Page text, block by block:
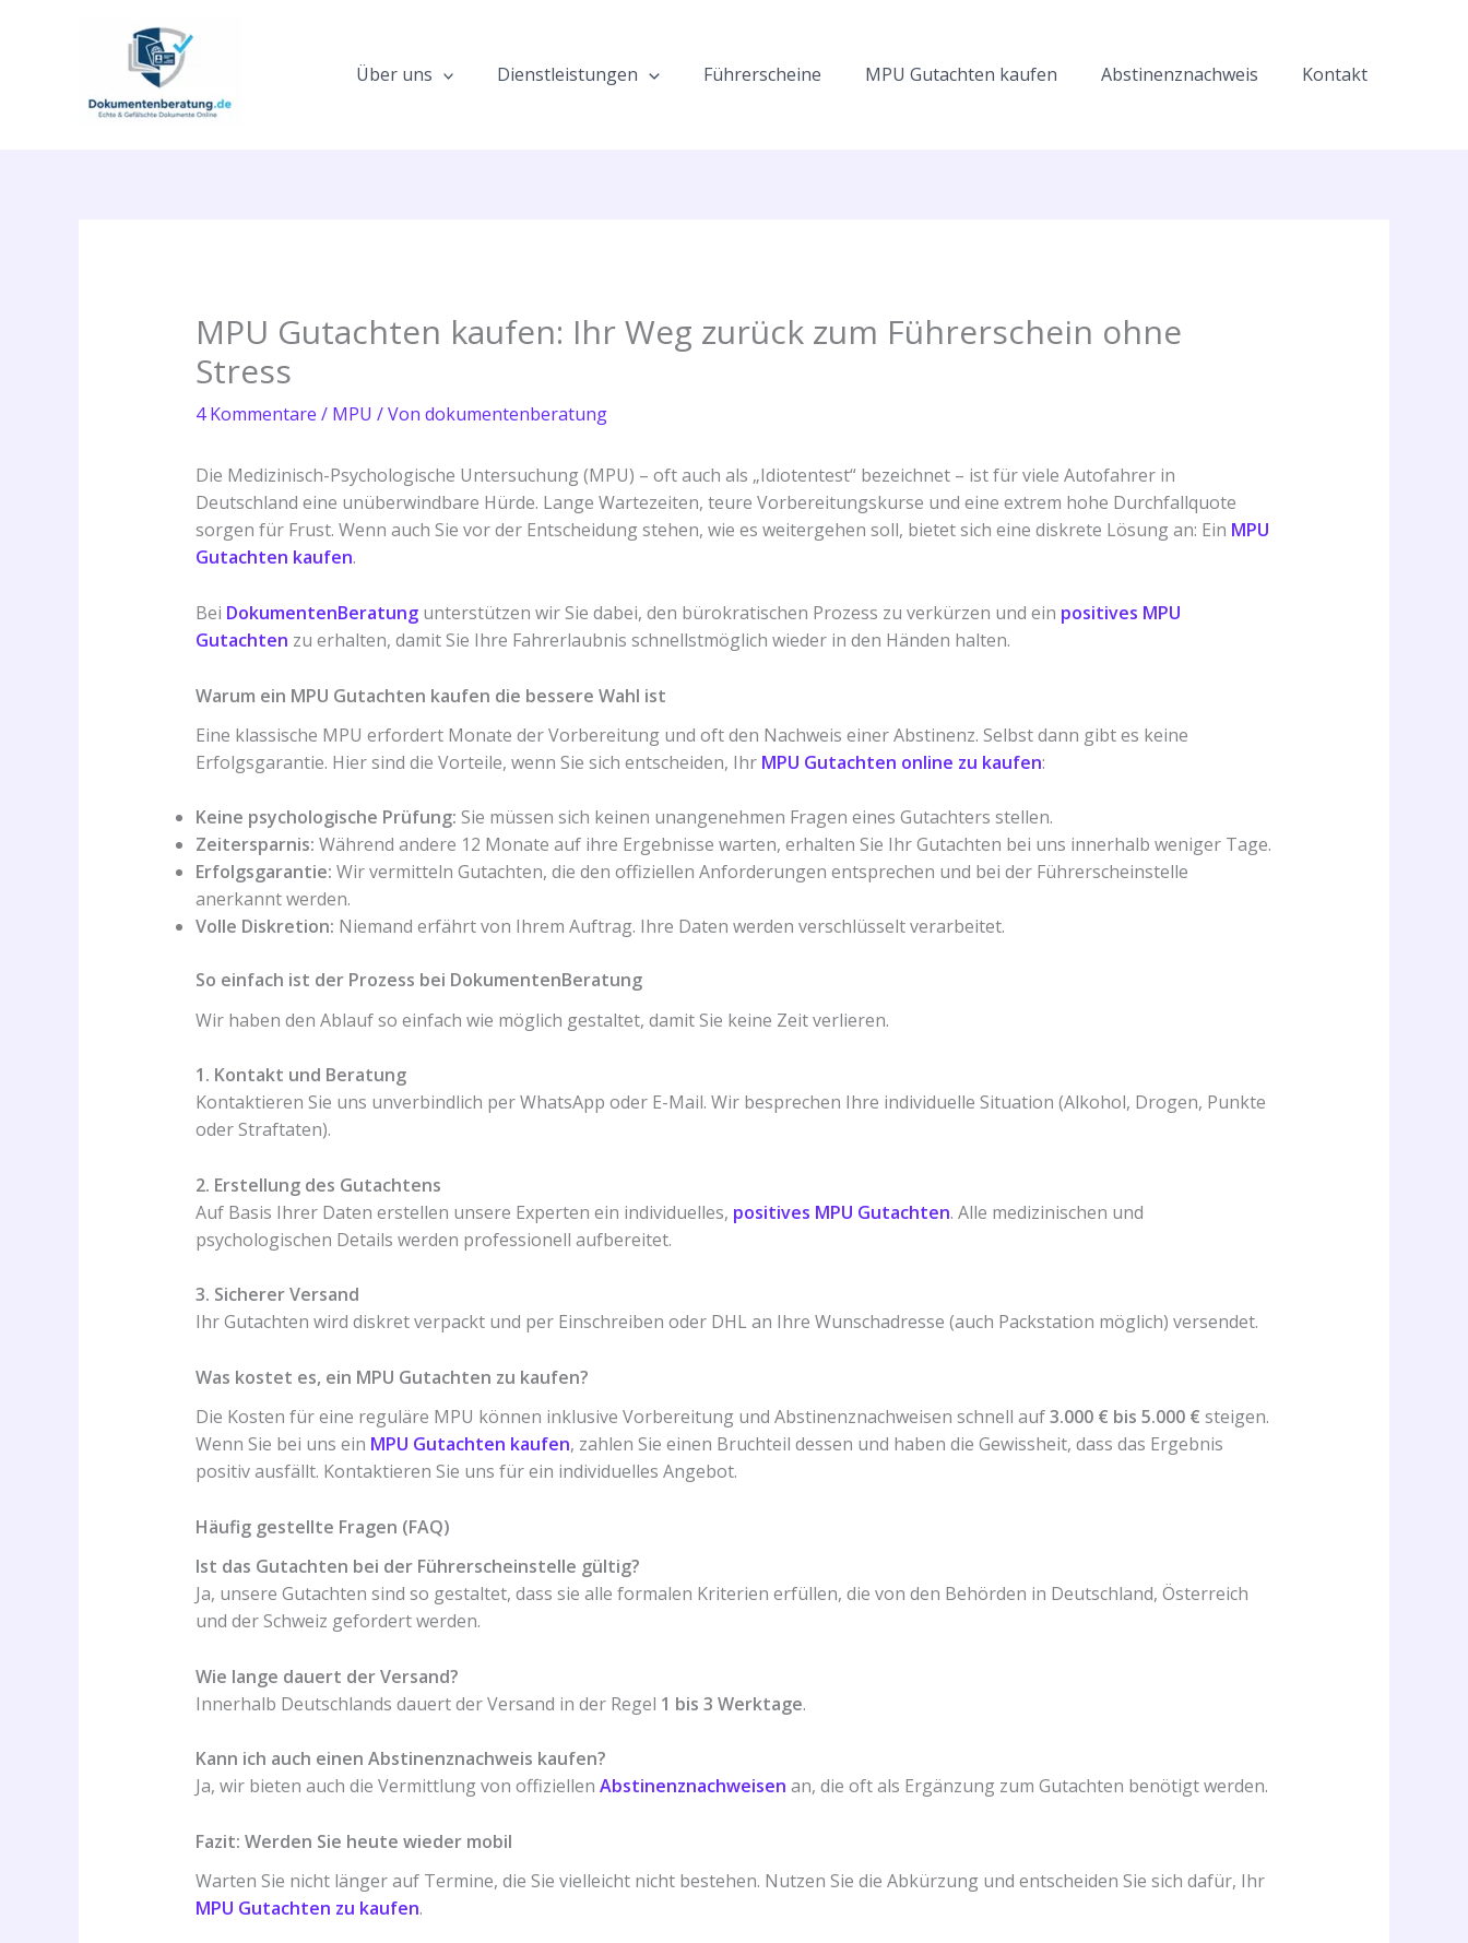
Über uns Dienstleistungen Führerscheine MPU Gutachten kaufen Abstinenznachweis Kontakt
MPU Gutachten kaufen: Ihr Weg zurück zum Führerschein ohne
Stress
4 Kommentare / MPU / Von dokumentenberatung
Die Medizinisch-Psychologische Untersuchung (MPU) – oft auch als „Idiotentest“ bezeichnet – ist für viele Autofahrer in
Deutschland eine unüberwindbare Hürde. Lange Wartezeiten, teure Vorbereitungskurse und eine extrem hohe Durchfallquote
sorgen für Frust. Wenn auch Sie vor der Entscheidung stehen, wie es weitergehen soll, bietet sich eine diskrete Lösung an: Ein MPU
Gutachten kaufen.
Bei DokumentenBeratungunterstützen wir Sie dabei, den bürokratischen Prozess zu verkürzen und ein positives MPU
Gutachten zu erhalten, damit Sie Ihre Fahrerlaubnis schnellstmöglich wieder in den Händen halten.
Warum ein MPU Gutachten kaufen die bessere Wahl ist
Eine klassische MPU erfordert Monate der Vorbereitung und oft den Nachweis einer Abstinenz. Selbst dann gibt es keine
Erfolgsgarantie. Hier sind die Vorteile, wenn Sie sich entscheiden, Ihr MPU Gutachten online zu kaufen:
Keine psychologische Prüfung: Sie müssen sich keinen unangenehmen Fragen eines Gutachters stellen.
Zeitersparnis: Während andere 12 Monate auf ihre Ergebnisse warten, erhalten Sie Ihr Gutachten bei uns innerhalb weniger Tage.
Erfolgsgarantie: Wir vermitteln Gutachten, die den offiziellen Anforderungen entsprechen und bei der Führerscheinstelle
anerkannt werden.
Volle Diskretion: Niemand erfährt von Ihrem Auftrag. Ihre Daten werden verschlüsselt verarbeitet.
So einfach ist der Prozess bei DokumentenBeratung
Wir haben den Ablauf so einfach wie möglich gestaltet, damit Sie keine Zeit verlieren.
1. Kontakt und Beratung
Kontaktieren Sie uns unverbindlich per WhatsApp oder E-Mail. Wir besprechen Ihre individuelle Situation (Alkohol, Drogen, Punkte
oder Straftaten).
2. Erstellung des Gutachtens
Auf Basis Ihrer Daten erstellen unsere Experten ein individuelles, positives MPU Gutachten. Alle medizinischen und
psychologischen Details werden professionell aufbereitet.
3. Sicherer Versand
Ihr Gutachten wird diskret verpackt und per Einschreiben oder DHL an Ihre Wunschadresse (auch Packstation möglich) versendet.
Was kostet es, ein MPU Gutachten zu kaufen?
Die Kosten für eine reguläre MPU können inklusive Vorbereitung und Abstinenznachweisen schnell auf3.000 € bis 5.000 € steigen.
Wenn Sie bei uns ein MPU Gutachten kaufen, zahlen Sie einen Bruchteil dessen und haben die Gewissheit, dass das Ergebnis
positiv ausfällt. Kontaktieren Sie uns für ein individuelles Angebot.
Häufig gestellte Fragen (FAQ)
Ist das Gutachten bei der Führerscheinstelle gültig?
Ja, unsere Gutachten sind so gestaltet, dass sie alle formalen Kriterien erfüllen, die von den Behörden in Deutschland, Österreich
und der Schweiz gefordert werden.
Wie lange dauert der Versand?
Innerhalb Deutschlands dauert der Versand in der Regel 1 bis 3 Werktage.
Kann ich auch einen Abstinenznachweis kaufen?
Ja, wir bieten auch die Vermittlung von offiziellen Abstinenznachweisen an, die oft als Ergänzung zum Gutachten benötigt werden.
Fazit: Werden Sie heute wieder mobil
Warten Sie nicht länger auf Termine, die Sie vielleicht nicht bestehen. Nutzen Sie die Abkürzung und entscheiden Sie sich dafür, Ihr
MPU Gutachten zu kaufen.